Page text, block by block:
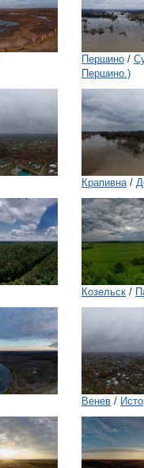
Першино /
Першино.)
Крапивна /
Козельск /
Венев /